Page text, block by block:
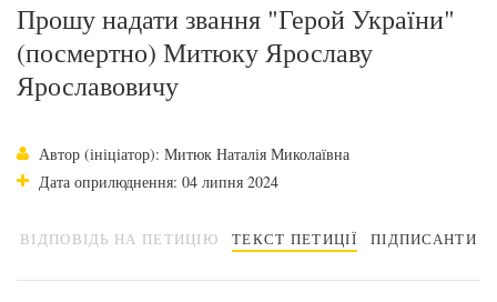
Прошу надати звання "Герой України"
(посмертно) Митюку Ярославу
Ярославовичу
Автор (ініціатор): Митюк Наталія Миколаївна
Дата оприлюднення: 04 липня 2024
ВІДПОВІДЬ НА ПЕТИЦІЮ ТЕКСТ ПЕТИЦІЇ ПІДПИСАНТИ